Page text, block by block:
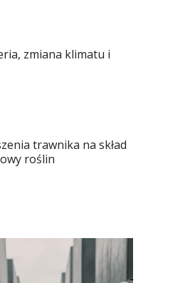
zmiana klimatu i
trawnika na skład
roślin